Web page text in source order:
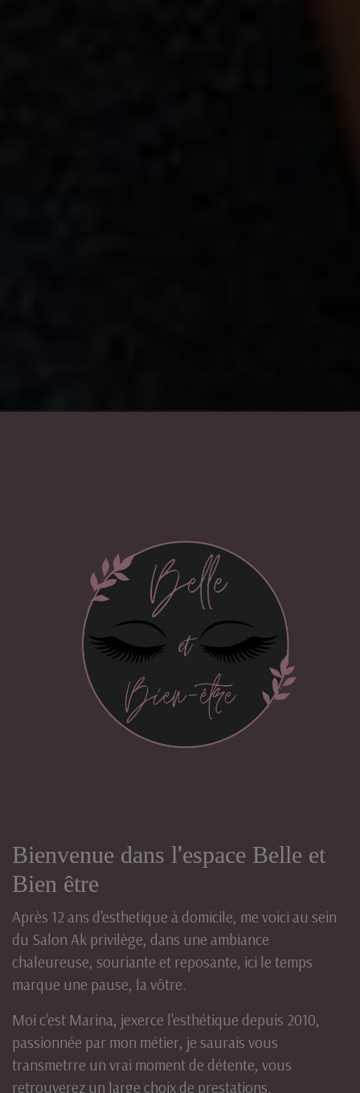
Bienvenue dans l'espace Belle et
Bien être
Après 12 ans d'esthetique à domicile, me voici au sein
du Salon Ak privilège, dans une ambiance
chaleureuse, souriante et reposante, ici le temps
marque une pause, la vôtre.
Moi c'est Marina, jexerce l'esthétique depuis 2010,
passionnée par mon métier, je saurais vous
transmetrre un vrai moment de détente, vous
retrouverez un large choix de prestations.